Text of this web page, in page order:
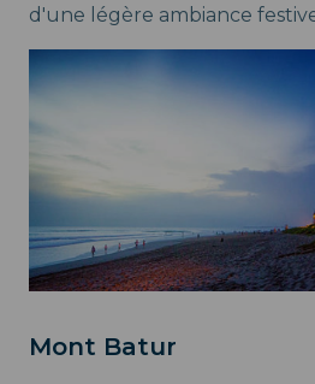
d'une légère ambiance
Mont Batur